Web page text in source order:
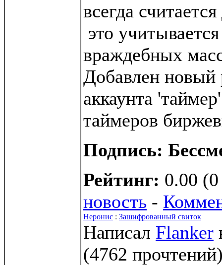
всегда
это
враждебных
Добавлен
аккаунта
таймеров
Подпись:
Рейтинг: 0.00
новость -
Неронис : Зашифрованный свиток
Написал Flanker
(4762 прочтений